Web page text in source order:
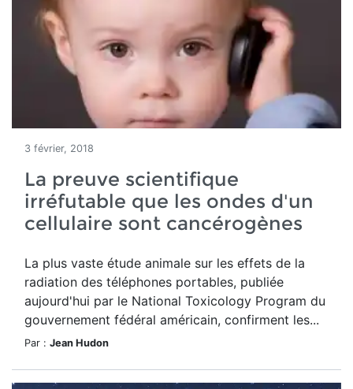
3 février, 2018
La preuve scientifique
irréfutable que les ondes d'un
cellulaire sont cancérogènes
La plus vaste étude animale sur les effets de la
radiation des téléphones portables, publiée
aujourd'hui par le National Toxicology Program du
gouvernement fédéral américain, confirment les...
Par : Jean Hudon